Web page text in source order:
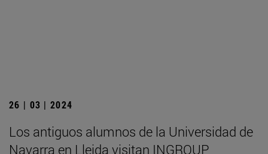
26 | 03 | 2024
Los antiguos alumnos de la Universidad de
Navarra en Lleida visitan INGROUP